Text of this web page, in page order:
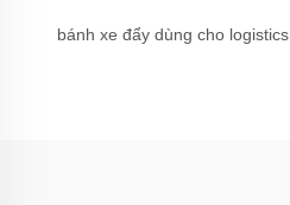
bánh xe đẩy dùng cho logistics